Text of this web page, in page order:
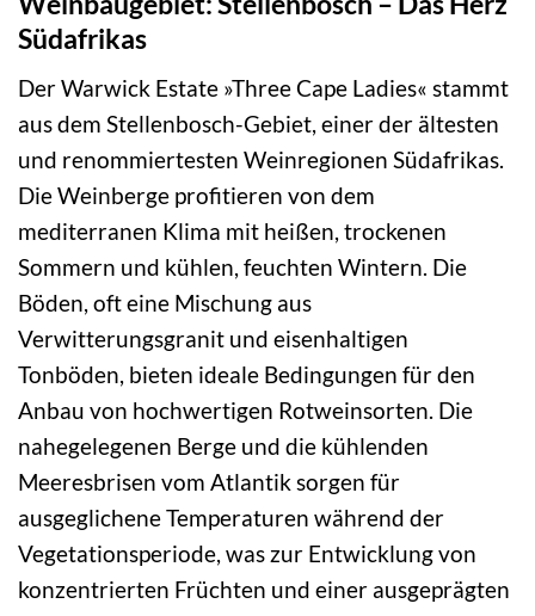
Südafrikas
Der Warwick Estate »Three Cape Ladies« stammt
aus dem Stellenbosch-Gebiet, einer der ältesten
und renommiertesten Weinregionen Südafrikas.
Die Weinberge profitieren von dem
mediterranen Klima mit heißen, trockenen
Sommern und kühlen, feuchten Wintern. Die
Böden, oft eine Mischung aus
Verwitterungsgranit und eisenhaltigen
Tonböden, bieten ideale Bedingungen für den
Anbau von hochwertigen Rotweinsorten. Die
nahegelegenen Berge und die kühlenden
Meeresbrisen vom Atlantik sorgen für
ausgeglichene Temperaturen während der
Vegetationsperiode, was zur Entwicklung von
konzentrierten Früchten und einer ausgeprägten